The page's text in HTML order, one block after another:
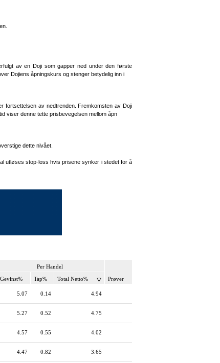
av en Doji som gapper ned under den første
Dojiens åpningskurs og stenger betydelig inn i
fortsettelsen av nedtrenden. Fremkomsten av Doji
viser denne tette prisbevegelsen mellom åpn
dette nivået.
utløses stop-loss hvis prisene synker i stedet for å
Per Handel
Prøver
Gevinst% Tap% Total Netto%
5.07 0.14 4.94
5.27 0.52 4.75
4.57 0.55 4.02
4.47 0.82 3.65